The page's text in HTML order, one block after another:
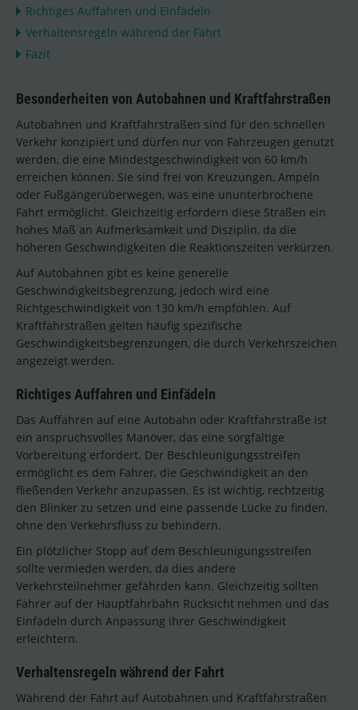
Richtiges Auffahren und Einfädeln
Verhaltensregeln während der Fahrt
Fazit
Besonderheiten von Autobahnen und Kraftfahrstraßen
Autobahnen und Kraftfahrstraßen sind für den schnellen
Verkehr konzipiert und dürfen nur von Fahrzeugen genutzt
werden, die eine Mindestgeschwindigkeit von 60 km/h
erreichen können. Sie sind frei von Kreuzungen, Ampeln
oder Fußgängerüberwegen, was eine ununterbrochene
Fahrt ermöglicht. Gleichzeitig erfordern diese Straßen ein
hohes Maß an Aufmerksamkeit und Disziplin, da die
höheren Geschwindigkeiten die Reaktionszeiten verkürzen.
Auf Autobahnen gibt es keine generelle
Geschwindigkeitsbegrenzung, jedoch wird eine
Richtgeschwindigkeit von 130 km/h empfohlen. Auf
Kraftfahrstraßen gelten häufig spezifische
Geschwindigkeitsbegrenzungen, die durch Verkehrszeichen
angezeigt werden.
Richtiges Auffahren und Einfädeln
Das Auffahren auf eine Autobahn oder Kraftfahrstraße ist
ein anspruchsvolles Manöver, das eine sorgfältige
Vorbereitung erfordert. Der Beschleunigungsstreifen
ermöglicht es dem Fahrer, die Geschwindigkeit an den
fließenden Verkehr anzupassen. Es ist wichtig, rechtzeitig
den Blinker zu setzen und eine passende Lücke zu finden,
ohne den Verkehrsfluss zu behindern.
Ein plötzlicher Stopp auf dem Beschleunigungsstreifen
sollte vermieden werden, da dies andere
Verkehrsteilnehmer gefährden kann. Gleichzeitig sollten
Fahrer auf der Hauptfahrbahn Rücksicht nehmen und das
Einfädeln durch Anpassung ihrer Geschwindigkeit
erleichtern.
Verhaltensregeln während der Fahrt
Während der Fahrt auf Autobahnen und Kraftfahrstraßen